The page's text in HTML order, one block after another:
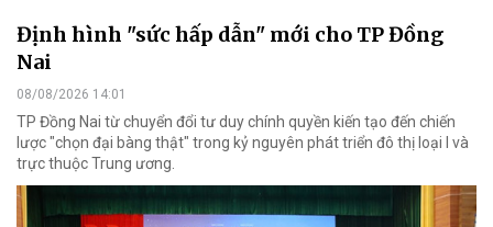
Định hình "sức hấp dẫn" mới cho TP Đồng
Nai
08/08/2026 14:01
TP Đồng Nai từ chuyển đổi tư duy chính quyền kiến tạo đến chiến
lược "chọn đại bàng thật" trong kỷ nguyên phát triển đô thị loại I và
trực thuộc Trung ương.